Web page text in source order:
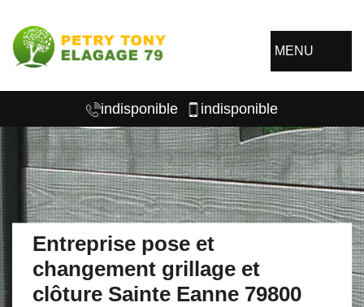
MENU
indisponible indisponible
Entreprise pose et
changement grillage et
clôture Sainte Eanne 79800